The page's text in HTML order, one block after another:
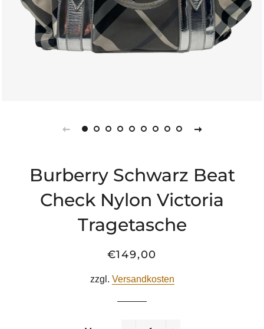
Burberry Schwarz Beat
Check Nylon Victoria
Tragetasche
Normaler
Sonderpreis
€149,00
zzgl. Versandkosten